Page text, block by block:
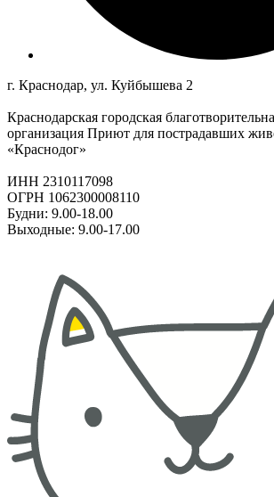
г. Краснодар, ул. Куйбышева 2
Краснодарская городская
организация Приют для пострадавших
«Краснодог»
ИНН 2310117098
ОГРН 1062300008110
Будни: 9.00-18.00
Выходные: 9.00-17.00